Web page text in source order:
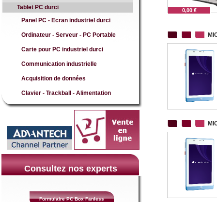
0,00 €
Tablet PC durci
Panel PC - Ecran industriel durci
Ordinateur - Serveur - PC Portable
Carte pour PC industriel durci
Communication industrielle
Acquisition de données
Clavier - Trackball - Alimentation
Consultez nos experts
Formulaire PC Box Fanless